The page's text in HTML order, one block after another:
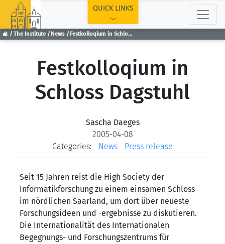
The Institute News Festkolloqium in Schloss Dagstuhl
QUICK LINKS
Festkolloqium in
Schloss Dagstuhl
Sascha Daeges
2005-04-08
Categories:
News Press release
Seit 15 Jahren reist die High Society der
Informatikforschung zu einem einsamen Schloss
im nördlichen Saarland, um dort über neueste
Forschungsideen und -ergebnisse zu diskutieren.
Die Internationalität des Internationalen
Begegnungs- und Forschungszentrums für